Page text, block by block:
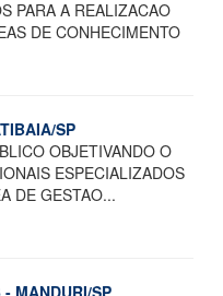
PARA A REALIZACAO
DE CONHECIMENTO
SP
OBJETIVANDO O
ESPECIALIZADOS
DE GESTAO...